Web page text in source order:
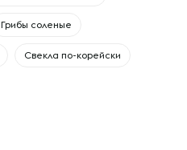
Грибы соленые
Свекла по-корейски